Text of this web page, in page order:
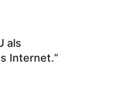
als
Internet.“